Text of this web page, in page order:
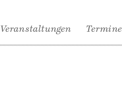
Veranstaltungen Termine